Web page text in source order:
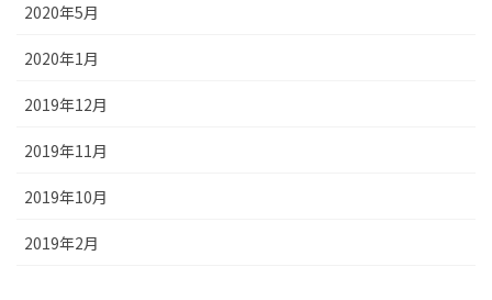
2020年5月
2020年1月
2019年12月
2019年11月
2019年10月
2019年2月